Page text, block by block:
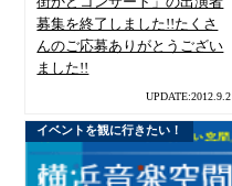
募集を終了しました!!たくさ
んのご応募ありがとうござい
ました!!
UPDATE:2012.9.2
イベントを観に行きたい！